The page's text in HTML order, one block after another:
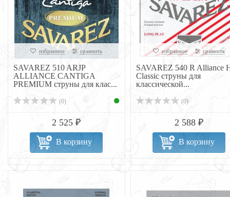
избранное сравнить
SAVAREZ 510 ARJP
ALLIANCE CANTIGA
PREMIUM струны для клас...
(0)
2 525 ₽
В корзину
избранное сравнить
SAVAREZ 540 R Alliance
Classic струны для
классической...
(0)
2 588 ₽
В корзину